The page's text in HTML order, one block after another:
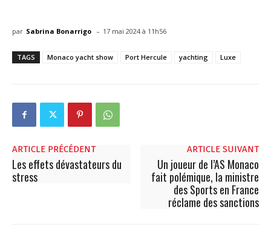
par Sabrina Bonarrigo - 17 mai 2024 à 11h56
TAGS Monaco yacht show Port Hercule yachting Luxe
ARTICLE PRÉCÉDENT
Les effets dévastateurs du
stress
ARTICLE SUIVANT
Un joueur de l’AS Monaco
fait polémique, la ministre
des Sports en France
réclame des sanctions